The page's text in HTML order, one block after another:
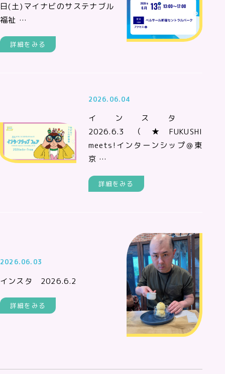
日(土)マイナビのサステナブル
福祉 …
詳細をみる
2026.06.04
インスタ
2026.6.3（★FUKUSHI
meets!インターンシップ＠東
京 …
詳細をみる
2026.06.03
インスタ 2026.6.2
詳細をみる